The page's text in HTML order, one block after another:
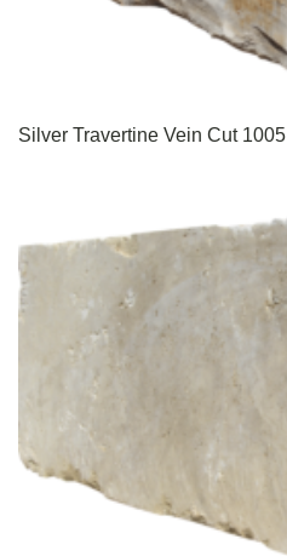
Silver Travertine Vein Cut 1005